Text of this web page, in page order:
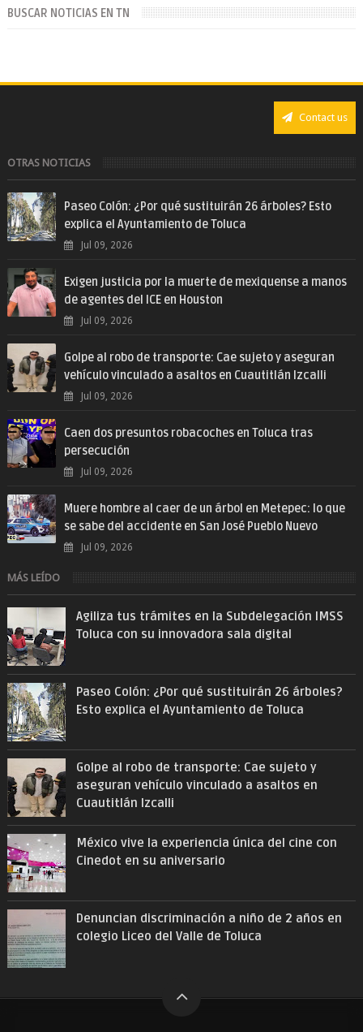
BUSCAR NOTICIAS EN TN
Contact us
OTRAS NOTICIAS
Paseo Colón: ¿Por qué sustituirán 26 árboles? Esto
explica el Ayuntamiento de Toluca
Jul 09, 2026
Exigen justicia por la muerte de mexiquense a manos
de agentes del ICE en Houston
Jul 09, 2026
Golpe al robo de transporte: Cae sujeto y aseguran
vehículo vinculado a asaltos en Cuautitlán Izcalli
Jul 09, 2026
Caen dos presuntos robacoches en Toluca tras
persecución
Jul 09, 2026
Muere hombre al caer de un árbol en Metepec: lo que
se sabe del accidente en San José Pueblo Nuevo
Jul 09, 2026
MÁS LEÍDO
Agiliza tus trámites en la Subdelegación IMSS
Toluca con su innovadora sala digital
Paseo Colón: ¿Por qué sustituirán 26 árboles?
Esto explica el Ayuntamiento de Toluca
Golpe al robo de transporte: Cae sujeto y
aseguran vehículo vinculado a asaltos en
Cuautitlán Izcalli
México vive la experiencia única del cine con
Cinedot en su aniversario
Denuncian discriminación a niño de 2 años en
colegio Liceo del Valle de Toluca